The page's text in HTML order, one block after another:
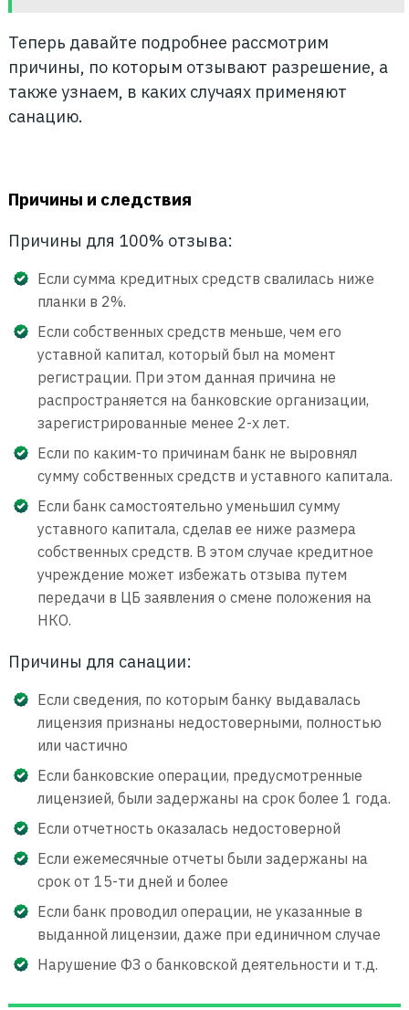
Теперь давайте подробнее рассмотрим
причины, по которым отзывают разрешение, а
также узнаем, в каких случаях применяют
санацию.
Причины и следствия
Причины для 100% отзыва:
Если сумма кредитных средств свалилась ниже
планки в 2%.
Если собственных средств меньше, чем его
уставной капитал, который был на момент
регистрации. При этом данная причина не
распространяется на банковские организации,
зарегистрированные менее 2-х лет.
Если по каким-то причинам банк не выровнял
сумму собственных средств и уставного капитала.
Если банк самостоятельно уменьшил сумму
уставного капитала, сделав ее ниже размера
собственных средств. В этом случае кредитное
учреждение может избежать отзыва путем
передачи в ЦБ заявления о смене положения на
НКО.
Причины для санации:
Если сведения, по которым банку выдавалась
лицензия признаны недостоверными, полностью
или частично
Если банковские операции, предусмотренные
лицензией, были задержаны на срок более 1 года.
Если отчетность оказалась недостоверной
Если ежемесячные отчеты были задержаны на
срок от 15-ти дней и более
Если банк проводил операции, не указанные в
выданной лицензии, даже при единичном случае
Нарушение ФЗ о банковской деятельности и т.д.